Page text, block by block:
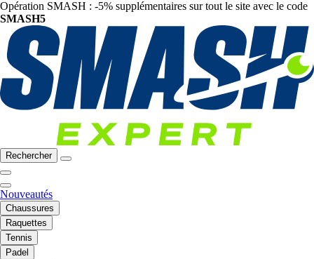
Opération SMASH : -5% supplémentaires sur tout le site avec le code
SMASH5
Rechercher
Nouveautés
Chaussures
Raquettes
Tennis
Padel